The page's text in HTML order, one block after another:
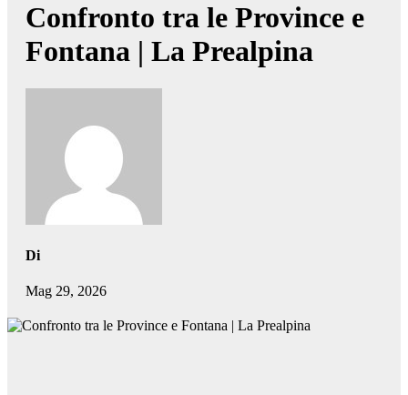
Confronto tra le Province e
Fontana | La Prealpina
Di
Mag 29, 2026